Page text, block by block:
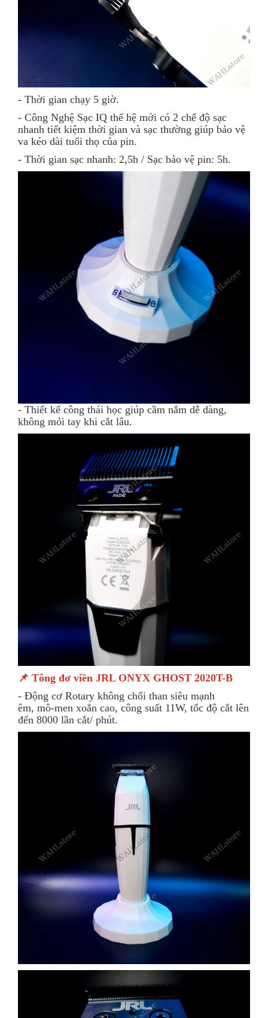
- Thời gian chạy 5 giờ.
- Công Nghệ Sạc IQ thế hệ mới có 2 chế độ sạc
nhanh tiết kiệm thời gian và sạc thường giúp bảo vệ
va kéo dài tuổi thọ của pin.
- Thời gian sạc nhanh: 2,5h / Sạc bảo vệ pin: 5h.
- Thiết kế công thái học giúp cầm nắm dễ dàng,
không mỏi tay khi cắt lâu.
📌 Tông đơ viền JRL ONYX GHOST 2020T-B
- Động cơ Rotary không chổi than siêu mạnh
êm, mô-men xoắn cao, công suất 11W, tốc độ cắt lên
đến 8000 lần cắt/ phút.